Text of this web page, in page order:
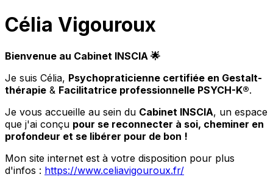
Célia Vigouroux
Bienvenue au Cabinet INSCIA 🌟
Je suis Célia, Psychopraticienne certifiée en Gestalt-
thérapie & Facilitatrice professionnelle PSYCH-K®.
Je vous accueille au sein du Cabinet INSCIA, un espace
que j'ai conçu pour se reconnecter à soi, cheminer en
profondeur et se libérer pour de bon !
Mon site internet est à votre disposition pour plus
d'infos : https://www.celiavigouroux.fr/